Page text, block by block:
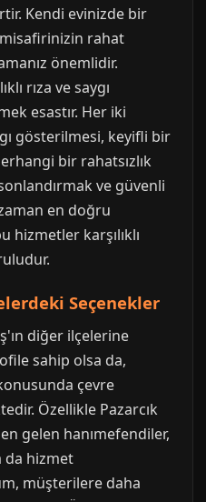
Kendi evinizde bir
misafirinizin rahat
önemlidir.
rıza ve saygı
esastır. Her iki
gösterilmesi, keyifli bir
bir rahatsızlık
ve güvenli
en doğru
hizmetler karşılıklı
Seçenekler
diğer ilçelerine
sahip olsa da,
çevre
Özellikle Pazarcık
gelen hanımefendiler,
da hizmet
müşterilere daha